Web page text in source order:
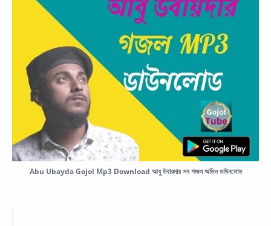
Abu Ubayda Gojol Mp3 Download আবু উবায়দার সব গজল অডিও ডাউনলোড